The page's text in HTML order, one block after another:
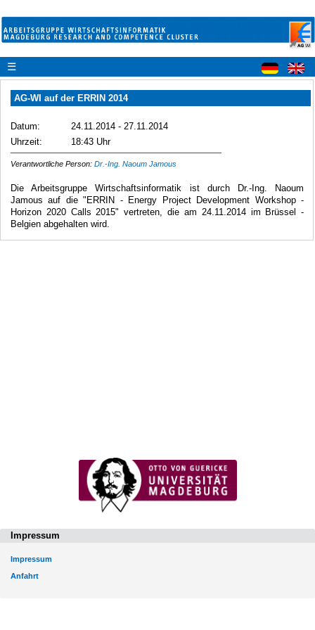
☰
AG-WI auf der ERRIN 2014
Datum:
24.11.2014 - 27.11.2014
Uhrzeit:
18:43 Uhr
Verantwortliche Person: Dr.-Ing. Naoum Jamous
Die Arbeitsgruppe Wirtschaftsinformatik ist durch Dr.-Ing. Naoum
Jamous auf die "ERRIN - Energy Project Development Workshop -
Horizon 2020 Calls 2015" vertreten, die am 24.11.2014 im Brüssel -
Belgien abgehalten wird.
Impressum
Impressum
Anfahrt